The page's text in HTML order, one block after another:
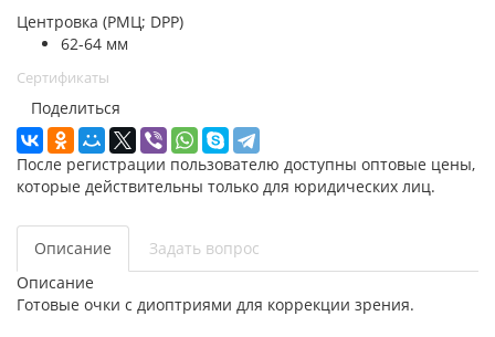
Центровка (РМЦ; DPP)
62-64 мм
Сертификаты
Поделиться
После регистрации пользователю доступны оптовые цены,
которые действительны только для юридических лиц.
Описание
Задать вопрос
Описание
Готовые очки с диоптриями для коррекции зрения.